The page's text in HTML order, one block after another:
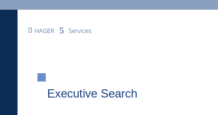
 HAGER 5 Services
Executive Search